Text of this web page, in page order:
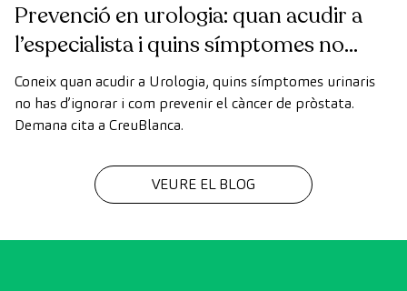
Prevenció en urologia: quan acudir a
l’especialista i quins símptomes no
ignorar
Coneix quan acudir a Urologia, quins símptomes urinaris
no has d’ignorar i com prevenir el càncer de pròstata.
Demana cita a CreuBlanca.
VEURE EL BLOG